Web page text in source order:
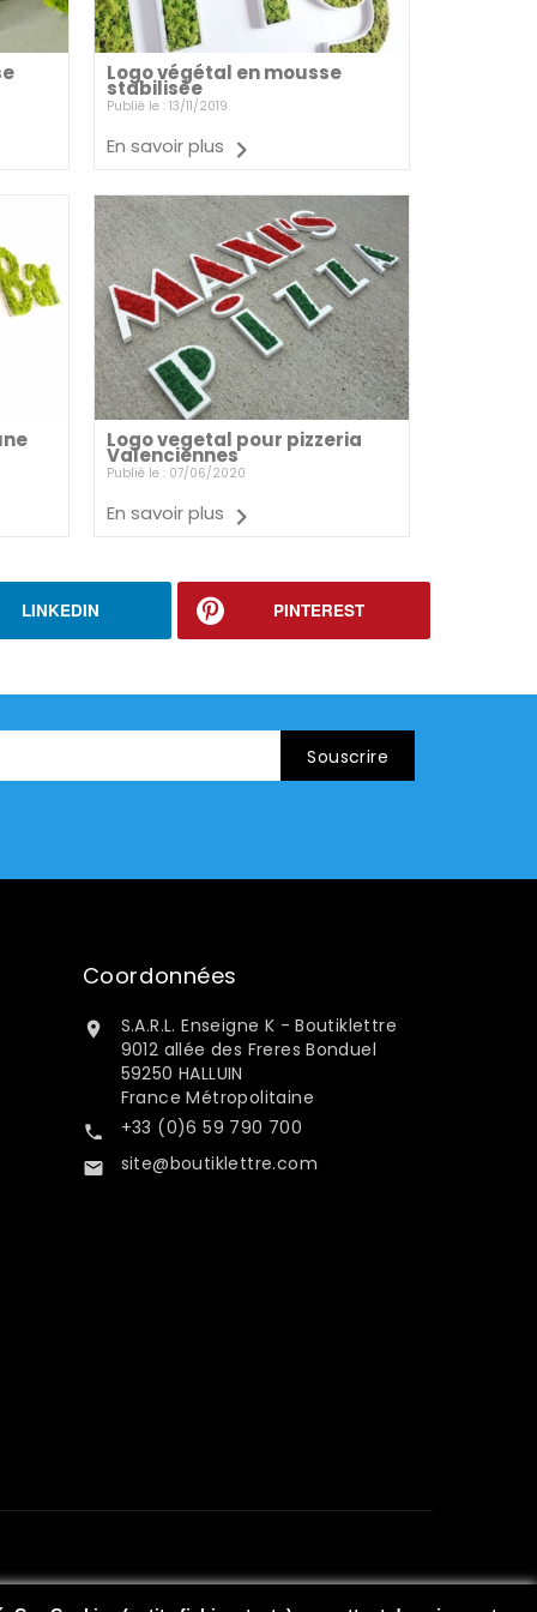
Logo végétal en mousse
stabilisée
Publié le : 13/11/2019
En savoir plus
Logo vegetal pour pizzeria
Valenciennes
Publié le : 07/06/2020
En savoir plus
LINKEDIN PINTEREST
Coordonnées

S.A.R.L. Enseigne K - Boutiklettre
9012 allée des Freres Bonduel
59250 HALLUIN
France Métropolitaine
 +33 (0)6 59 790 700
 site@boutiklettre.com